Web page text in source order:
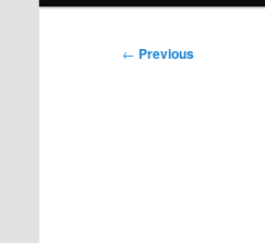
Post
← Previous